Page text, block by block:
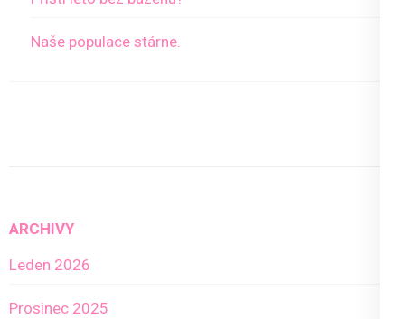
Naše populace stárne.
ARCHIVY
Leden 2026
Prosinec 2025